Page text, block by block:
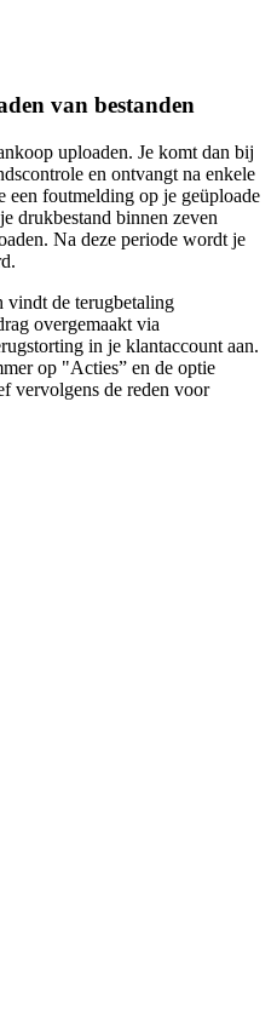
van bestanden
uploaden. Je komt dan bij
en ontvangt na enkele
foutmelding op je geüploade
drukbestand binnen zeven
Na deze periode wordt je
vindt de terugbetaling
overgemaakt via
in je klantaccount aan.
op "Acties” en de optie
vervolgens de reden voor